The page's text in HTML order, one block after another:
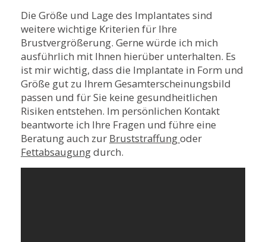
Die Größe und Lage des Implantates sind
weitere wichtige Kriterien für Ihre
Brustvergrößerung. Gerne würde ich mich
ausführlich mit Ihnen hierüber unterhalten. Es
ist mir wichtig, dass die Implantate in Form und
Größe gut zu Ihrem Gesamterscheinungsbild
passen und für Sie keine gesundheitlichen
Risiken entstehen. Im persönlichen Kontakt
beantworte ich Ihre Fragen und führe eine
Beratung auch zur Bruststraffungoder
Fettabsaugungdurch.